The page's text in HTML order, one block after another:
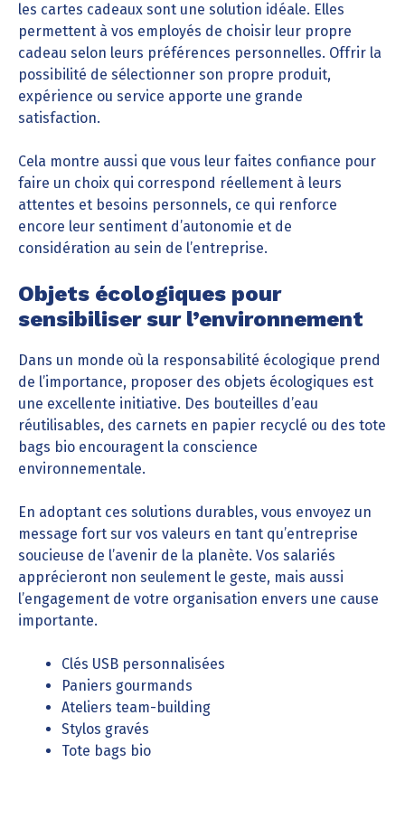
les cartes cadeaux sont une solution idéale. Elles
permettent à vos employés de choisir leur propre
cadeau selon leurs préférences personnelles. Offrir la
possibilité de sélectionner son propre produit,
expérience ou service apporte une grande
satisfaction.
Cela montre aussi que vous leur faites confiance pour
faire un choix qui correspond réellement à leurs
attentes et besoins personnels, ce qui renforce
encore leur sentiment d’autonomie et de
considération au sein de l’entreprise.
Objets écologiques pour
sensibiliser sur l’environnement
Dans un monde où la responsabilité écologique prend
de l’importance, proposer des objets écologiques est
une excellente initiative. Des bouteilles d’eau
réutilisables, des carnets en papier recyclé ou des tote
bags bio encouragent la conscience
environnementale.
En adoptant ces solutions durables, vous envoyez un
message fort sur vos valeurs en tant qu’entreprise
soucieuse de l’avenir de la planète. Vos salariés
apprécieront non seulement le geste, mais aussi
l’engagement de votre organisation envers une cause
importante.
Clés USB personnalisées
Paniers gourmands
Ateliers team-building
Stylos gravés
Tote bags bio